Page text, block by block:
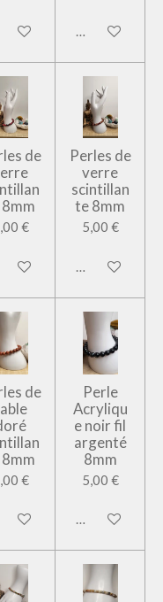
au panierAjouter au
de
€
au panier
Perles de
verre
scintillan
te 8mm
5,00 €
Ajouter au
de
€
au panier
Perle
Acryliqu
e noir fil
argenté
8mm
5,00 €
Ajouter au